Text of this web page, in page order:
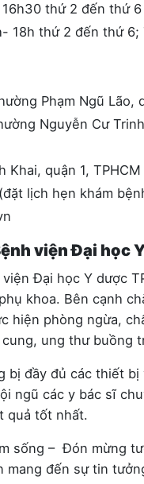
thứ 2 đến thứ 6
18h thứ 2 đến thứ
Phạm Ngũ Lão,
Nguyễn Cư
Khai, quận 1,
lịch hẹn khám
viện Đại học
Đại học Y dược
khoa. Bên cạnh
hiện phòng ngừa,
ung thư buồng
bị đầy đủ các thiết
ngũ các y bác sĩ
quả tốt nhất.
sống – Đón mừng
mang đến sự tin